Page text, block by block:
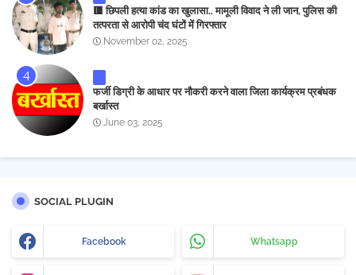
🟥 छिपली हत्या कांड का खुलासा.. मामूली विवाद ने ली जान, पुलिस की
तत्परता से आरोपी चंद घंटों में गिरफ्तार
November 02, 2025
फर्जी डिग्री के आधार पर नौकरी करने वाला जिला कार्यक्रम प्रबंधक
बर्खास्त
June 03, 2025
SOCIAL PLUGIN
Facebook Whatsapp